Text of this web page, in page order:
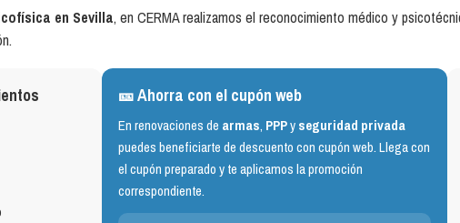
en Sevilla, en CERMA realizamos el reconocimiento médico y
🎫 Ahorra con el cupón web
En renovaciones de armas, PPPyseguridad privada
puedes beneficiarte de descuento con cupón web. Llega con
el cupón preparado y te aplicamos la promoción
correspondiente.